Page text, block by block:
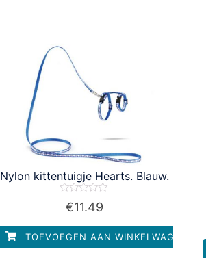
Nylon kittentuigje Hearts. Blauw.
Waardering
5
€11.49
TOEVOEGEN AAN WINKELWAGEN